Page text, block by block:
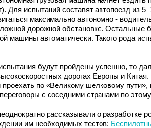
Для испытаний составят автопоезд из
максимально автономно -
дорожной обстановке. Остальные
машины автоматически. Такого рода
будут пройдены успешно, то
дорогах Европы и Китая.
по «Великому шелковому пути»,
с соседними странами по
рассказывали о разработке
им необходимых тестов: